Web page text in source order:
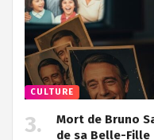
CULTURE
Mort de Bruno
de sa Belle-Fille